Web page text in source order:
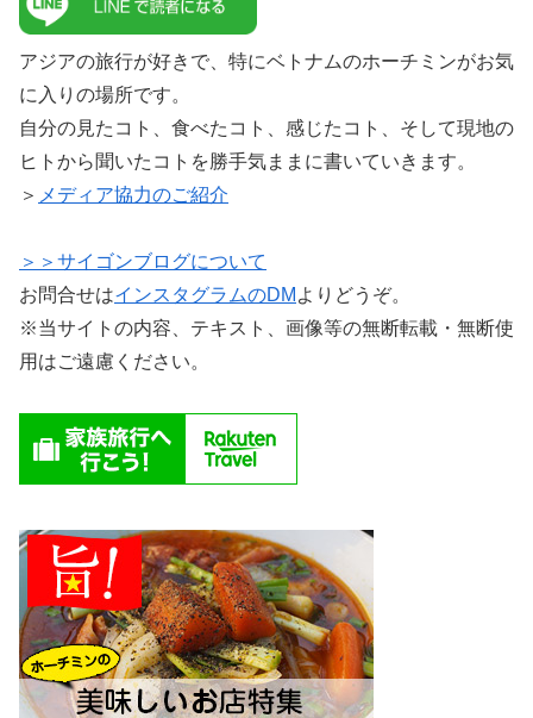
アジアの旅行が好きで、特にベトナムのホーチミンがお気
に入りの場所です。
自分の見たコト、食べたコト、感じたコト、そして現地の
ヒトから聞いたコトを勝手気ままに書いていきます。
＞ メディア協力のご紹介
＞＞サイゴンブログについて
お問合せはインスタグラムのDM よりどうぞ。
※当サイトの内容、テキスト、画像等の無断転載・無断使
用はご遠慮ください。